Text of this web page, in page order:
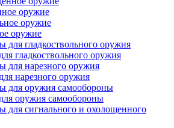
оружие
оружие
гладкоствольного оружия
нарезного оружия
оружия самообороны